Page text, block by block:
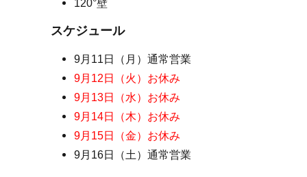
120°壁
スケジュール
9月11日（月）通常営業
9月12日（火）お休み
9月13日（水）お休み
9月14日（木）お休み
9月15日（金）お休み
9月16日（土）通常営業